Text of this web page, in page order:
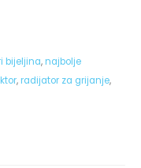
bijeljina,najbolje
,radijator za grijanje,